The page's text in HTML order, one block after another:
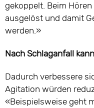
gekoppelt. Beim
ausgelöst und damit
werden.»
Nach Schlaganfall
Dadurch verbessere
Agitation würden
«Beispielsweise geht